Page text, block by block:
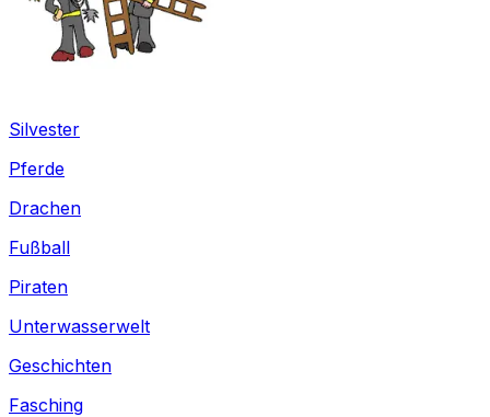
Silvester
Pferde
Drachen
Fußball
Piraten
Unterwasserwelt
Geschichten
Fasching